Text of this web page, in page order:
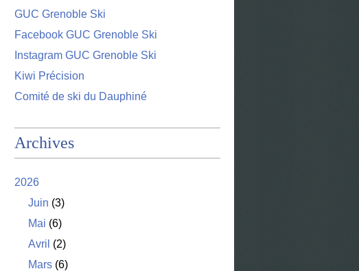
GUC Grenoble Ski
Facebook GUC Grenoble Ski
Instagram GUC Grenoble Ski
Kiwi Précision
Comité de ski du Dauphiné
Archives
2026
Juin (3)
Mai (6)
Avril (2)
Mars (6)